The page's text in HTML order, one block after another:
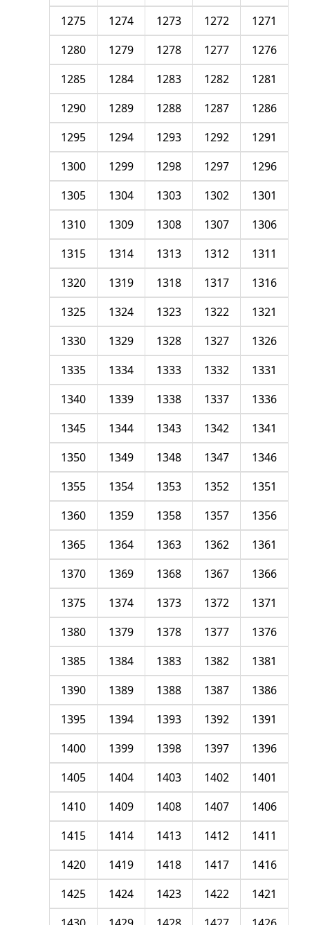
1271
1272
1273
1274
1275
1276
1277
1278
1279
1280
1281
1282
1283
1284
1285
1286
1287
1288
1289
1290
1291
1292
1293
1294
1295
1296
1297
1298
1299
1300
1301
1302
1303
1304
1305
1306
1307
1308
1309
1310
1311
1312
1313
1314
1315
1316
1317
1318
1319
1320
1321
1322
1323
1324
1325
1326
1327
1328
1329
1330
1331
1332
1333
1334
1335
1336
1337
1338
1339
1340
1341
1342
1343
1344
1345
1346
1347
1348
1349
1350
1351
1352
1353
1354
1355
1356
1357
1358
1359
1360
1361
1362
1363
1364
1365
1366
1367
1368
1369
1370
1371
1372
1373
1374
1375
1376
1377
1378
1379
1380
1381
1382
1383
1384
1385
1386
1387
1388
1389
1390
1391
1392
1393
1394
1395
1396
1397
1398
1399
1400
1401
1402
1403
1404
1405
1406
1407
1408
1409
1410
1411
1412
1413
1414
1415
1416
1417
1418
1419
1420
1421
1422
1423
1424
1425